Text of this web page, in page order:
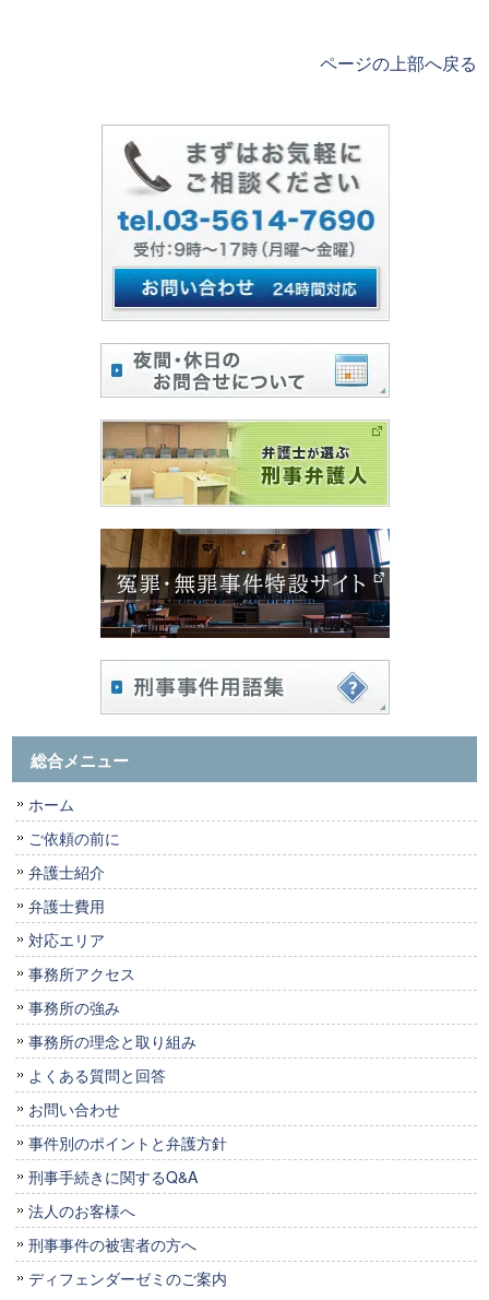
ページの上部へ戻る
総合メニュー
ホーム
ご依頼の前に
弁護士紹介
弁護士費用
対応エリア
事務所アクセス
事務所の強み
事務所の理念と取り組み
よくある質問と回答
お問い合わせ
事件別のポイントと弁護方針
刑事手続きに関するQ&A
法人のお客様へ
刑事事件の被害者の方へ
ディフェンダーゼミのご案内